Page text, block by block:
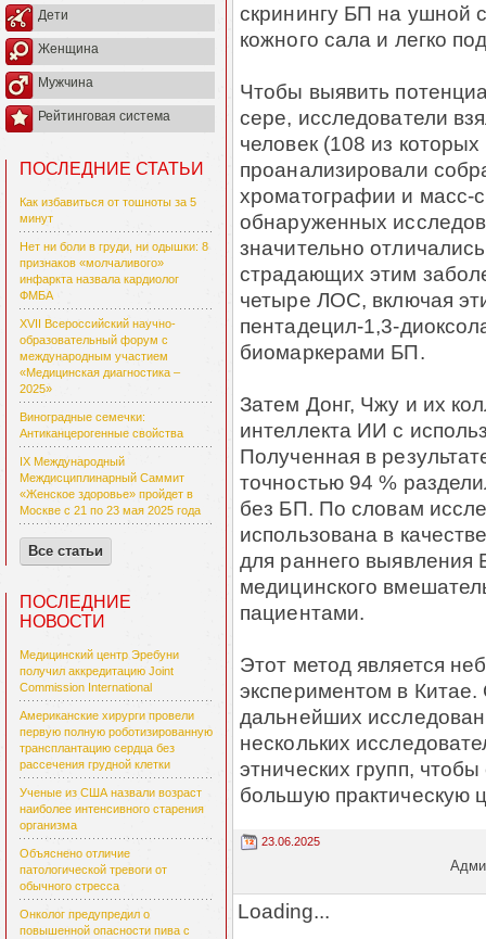
Дети
Женщина
Мужчина
Рейтинговая система
ПОСЛЕДНИЕ СТАТЬИ
Как избавиться от тошноты за 5
минут
Нет ни боли в груди, ни одышки: 8
признаков «молчаливого»
инфаркта назвала кардиолог
ФМБА
XVII Всероссийский научно-
образовательный форум с
международным участием
«Медицинская диагностика –
2025»
Виноградные семечки:
Антиканцерогенные свойства
IX Международный
Междисциплинарный Саммит
«Женское здоровье» пройдет в
Москве с 21 по 23 мая 2025 года
Все статьи
ПОСЛЕДНИЕ
НОВОСТИ
Медицинский центр Эребуни
получил аккредитацию Joint
Commission International
Американские хирурги провели
первую полную роботизированную
трансплантацию сердца без
рассечения грудной клетки
Ученые из США назвали возраст
наиболее интенсивного старения
организма
Объяснено отличие
патологической тревоги от
обычного стресса
Онколог предупредил о
повышенной опасности пива с
скринингу БП на ушной
кожного сала и легко
Чтобы выявить
сере, исследователи
человек (108 из
проанализировали
хроматографии и масс-
обнаруженных
значительно
страдающих этим
четыре ЛОС, включая
пентадецил-1,3-
биомаркерами БП.
Затем Донг, Чжу и их
интеллекта ИИ с
Полученная в
точностью 94 %
без БП. По словам
использована в
для раннего выявления
медицинского
пациентами.
Этот метод является
экспериментом в
дальнейших
нескольких
этнических групп,
большую практическую
23.06.2025
Loading...